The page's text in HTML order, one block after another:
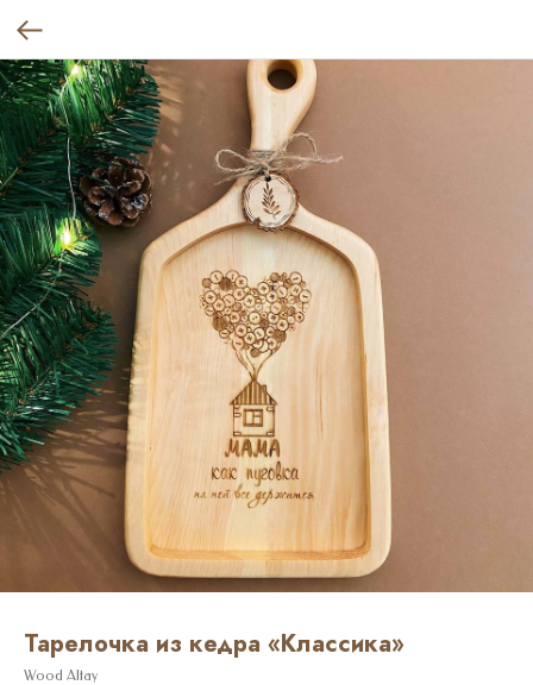
Тарелочка из кедра «Классика»
Wood Altay